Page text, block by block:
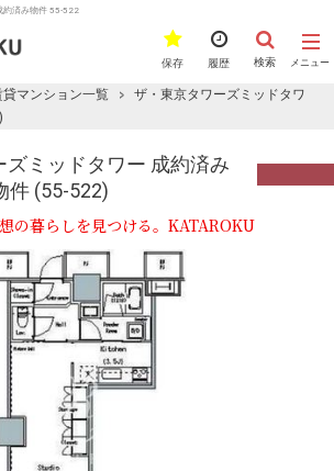
約済み物件 55-522
メニュー
検索
履歴
保存
貸マンション一覧
ザ・東京タワーズミッドタワ
ミッドタワー 成約済み
件 (55-522)
の暮らしを見つける。KATAROKU